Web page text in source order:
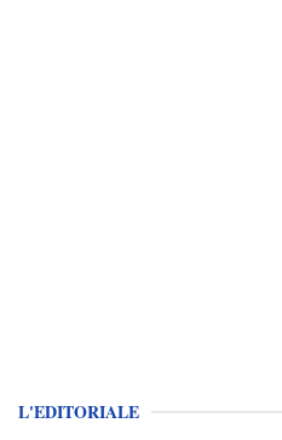
L'EDITORIALE